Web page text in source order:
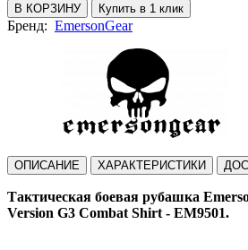
В КОРЗИНУ Купить в 1 клик
Бренд: EmersonGear
ОПИСАНИЕ ХАРАКТЕРИСТИКИ
Тактическая боевая рубашка
Version G3 Combat Shirt - EM9501.